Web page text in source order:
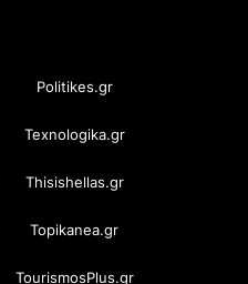
Politikes.gr
Texnologika.gr
Thisishellas.gr
Topikanea.gr
TourismosPlus.gr